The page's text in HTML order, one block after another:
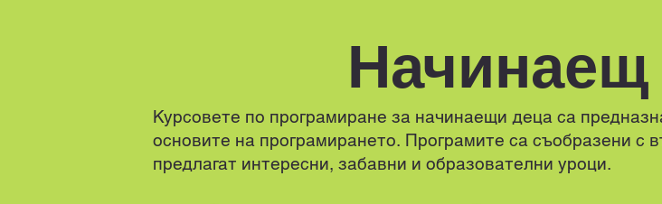
Начинаещ
Курсовете по програмиране за начинаещи деца са
основите на програмирането. Програмите са съобразени с
предлагат интересни, забавни и образователни уроци.